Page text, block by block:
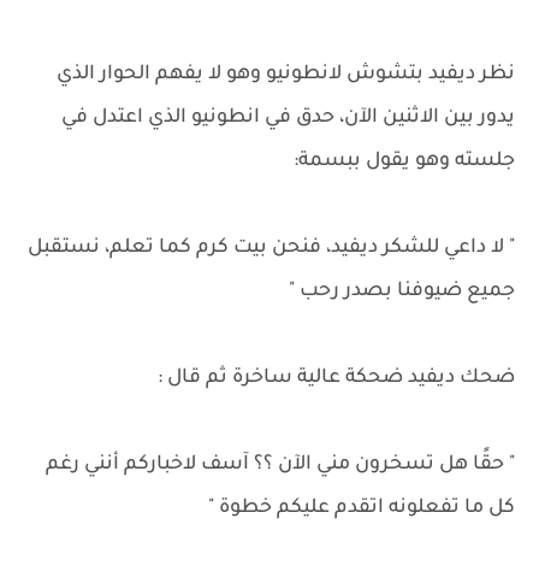
نظر ديفيد بتشوش لانطونيو وهو لا يفهم الحوار الذي
يدور بين الاثنين الآن، حدق في انطونيو الذي اعتدل في
جلسته وهو يقول ببسمة:
" لا داعي للشكر ديفيد، فنحن بيت كرم كما تعلم، نستقبل
جميع ضيوفنا بصدر رحب "
ضحك ديفيد ضحكة عالية ساخرة ثم قال :
" حقًا هل تسخرون مني الآن ؟؟ آسف لاخباركم أنني رغم
كل ما تفعلونه اتقدم عليكم خطوة "